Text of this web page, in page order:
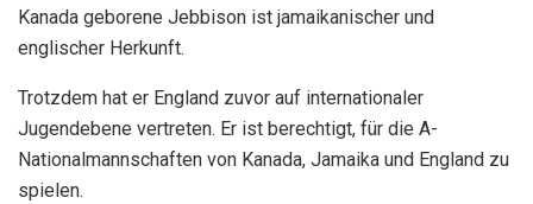
Kanada geborene Jebbison ist jamaikanischer und
englischer Herkunft.
Trotzdem hat er England zuvor auf internationaler
Jugendebene vertreten. Er ist berechtigt, für die A-
Nationalmannschaften von Kanada, Jamaika und England zu
spielen.